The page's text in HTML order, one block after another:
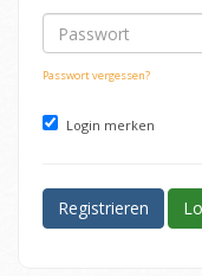
Passwort vergessen?
Login merken
Registrieren